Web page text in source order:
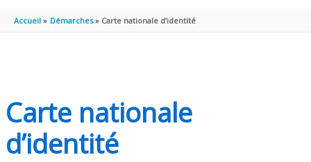
PRINCIPAL
Accueil Démarches Carte nationale d’identité
Carte nationale
d’identité